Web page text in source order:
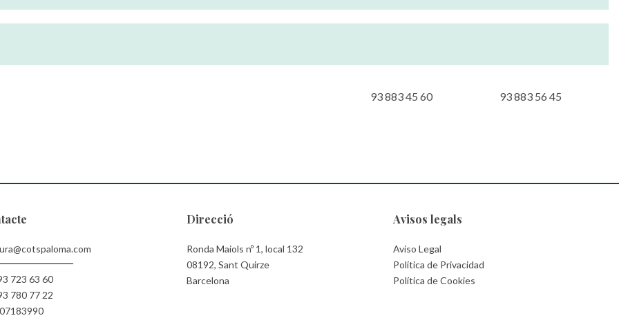
93 883 45 60 93 883 56 45
723 63 60
780 77 22
Direcció
Ronda Maiols nº 1, local 132
08192, Sant Quirze
Barcelona
Avisos legals
Aviso Legal
Política de Privacidad
Política de Cookies